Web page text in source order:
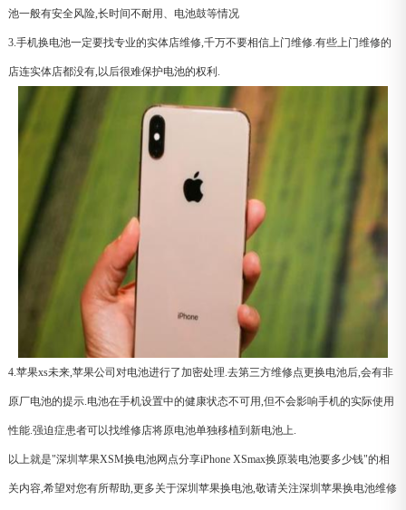
池一般有安全风险,长时间不耐用、电池鼓等情况
3.手机换电池一定要找专业的实体店维修,千万不要相信上门维修.有些上门维修的
店连实体店都没有,以后很难保护电池的权利.
4.苹果xs未来,苹果公司对电池进行了加密处理.去第三方维修点更换电池后,会有非
原厂电池的提示.电池在手机设置中的健康状态不可用,但不会影响手机的实际使用
性能.强迫症患者可以找维修店将原电池单独移植到新电池上.
以上就是"深圳苹果XSM换电池网点分享iPhone XSmax换原装电池要多少钱"的相
关内容,希望对您有所帮助,更多关于深圳苹果换电池,敬请关注深圳苹果换电池维修